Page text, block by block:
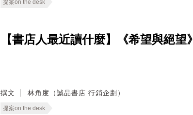
提案on the desk
【書店人最近讀什麼】《希望與絕望》
撰文 林角度（誠品書店 行銷企劃）
提案on the desk